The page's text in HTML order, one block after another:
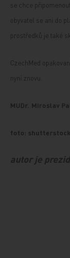
se chce
obyvatel se ani do
prostředků je také
CzechMed
nyní znovu.
MUDr. Miroslav
foto: shutterstock
autor je